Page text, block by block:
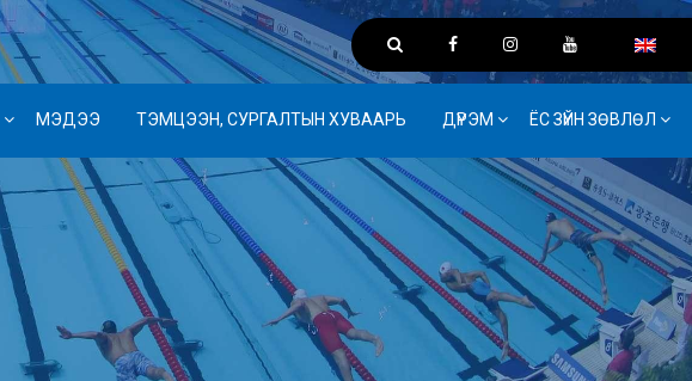
МЭДЭЭ ТЭМЦЭЭН, СУРГАЛТЫН ХУВААРЬ ДҮРЭМ ЁС ЗҮЙН ЗӨВЛӨЛ